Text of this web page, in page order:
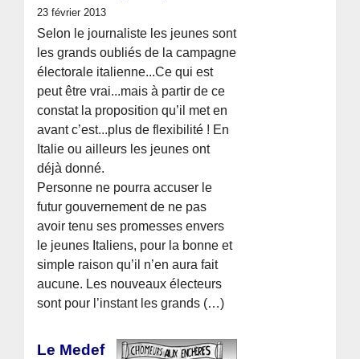
23 février 2013
Selon le journaliste les jeunes sont
les grands oubliés de la campagne
électorale italienne...Ce qui est
peut être vrai...mais à partir de ce
constat la proposition qu’il met en
avant c’est...plus de flexibilité ! En
Italie ou ailleurs les jeunes ont
déjà donné.
Personne ne pourra accuser le
futur gouvernement de ne pas
avoir tenu ses promesses envers
le jeunes Italiens, pour la bonne et
simple raison qu’il n’en aura fait
aucune. Les nouveaux électeurs
sont pour l’instant les grands (…)
Le Medef